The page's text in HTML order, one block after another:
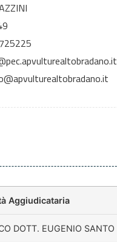
Aggiudicataria
DOTT. EUGENIO SANTO